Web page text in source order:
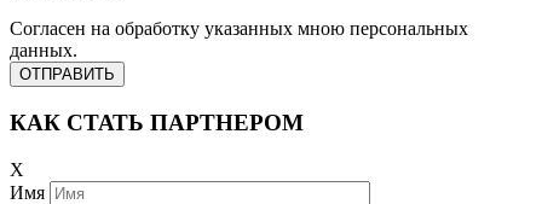
Согласен на обработку указанных мною персональных
данных.
КАК СТАТЬ ПАРТНЕРОМ
X
Имя